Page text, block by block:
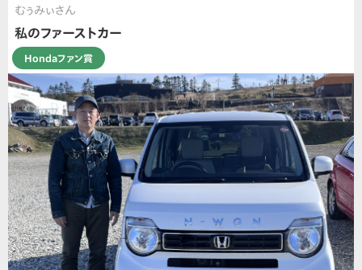
むぅみぃさん
私のファーストカー
Hondaファン賞